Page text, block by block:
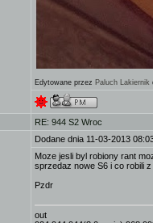
Edytowane przez Paluch Lakiernik
RE: 944 S2 Wroc
Dodane dnia 11-03-2013
Moze jesli byl robiony rant
sprzedaz nowe S6 i co robili
Pzdr
out